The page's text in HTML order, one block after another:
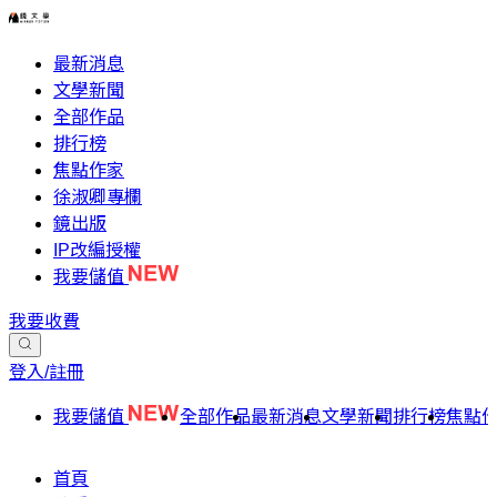
最新消息
文學新聞
全部作品
排行榜
焦點作家
徐淑卿專欄
鏡出版
IP改編授權
我要儲值
我要收費
登入/註冊
我要儲值 全部作品最新消息文學新聞排行榜焦點
首頁